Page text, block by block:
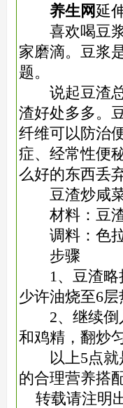
养生网 延
喜欢喝豆浆
家磨滴。豆浆
题。
说起豆渣总
渣好处多多。
纤维可以防治
症、经常性便
么好的东西丢
豆渣炒咸菜
材料：豆渣
调料：色拉
步骤
1、豆渣略挤
少许油烧至6
2、继续倒入
和鸡精，翻炒
以上5点就
的合理营养搭
转载请注明